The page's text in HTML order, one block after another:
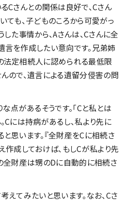
Cさんとの関係は良好で、Cさん
ても、子どものころから可愛がっ
た事情から、Aさんは、Cさんに全
を作成したい意向です。兄弟姉
法定相続人に認められる最低限
ので、遺言による遺留分侵害の問
点があるそうです。「Cと私とは
Cには持病があるし、私より先に
思います。『全財産をCに相続さ
作成しておけば、もしCが私より先
全財産は甥のDに自動的に相続さ
えてみたいと思います。なお、Cさ